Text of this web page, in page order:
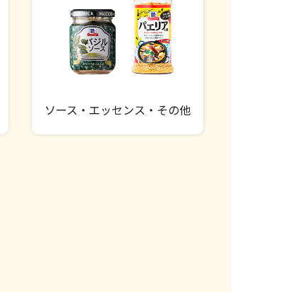
ソース・エッセンス・その他